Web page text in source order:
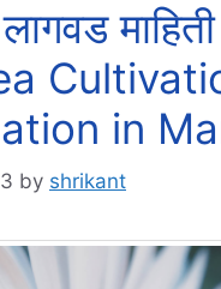
माहिती |
in
by shrikant